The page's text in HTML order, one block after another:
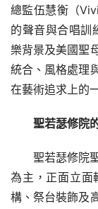
總監伍慧衡（
的聲音與合唱訓
樂背景及美國聖
統合、風格處理
在藝術追求上的
聖若瑟修院
聖若瑟修院
為主，正面立面
構、祭台裝飾及